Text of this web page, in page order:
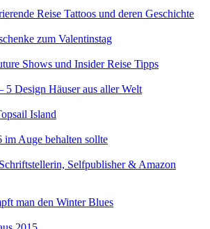
Reise Tattoos und deren Geschichte
zum Valentinstag
Shows und Insider Reise Tipps
5 Design Häuser aus aller Welt
Island
im Auge behalten sollte
Selfpublisher & Amazon
man den Winter Blues